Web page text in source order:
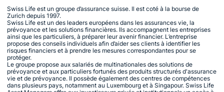
Swiss Life est un groupe d’assurance suisse. Il est coté à la bourse de
Zurich depuis 1997.
Swiss Life est un des leaders européens dans les assurances vie, la
prévoyance et les solutions financières. Ils accompagnent les entreprises
ainsi que les particuliers, à préparer leur avenir financier. L’entreprise
propose des conseils individuels afin d’aider ses clients à identifier les
risques financiers et à prendre les mesures correspondantes pour se
protéger.
Le groupe propose aux salariés de multinationales des solutions de
prévoyance et aux particuliers fortunés des produits structurés d'assurance
vie et de prévoyance. Il possède également des centres de compétences
dans plusieurs pays, notamment au Luxembourg et à Singapour. Swiss Life